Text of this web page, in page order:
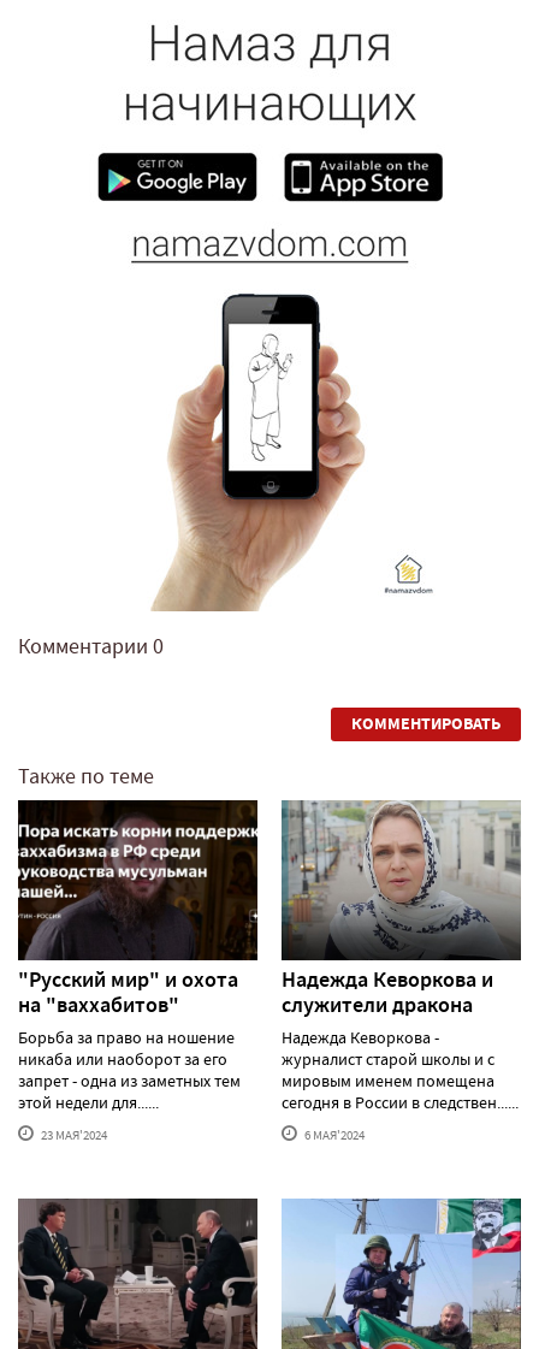
Комментарии 0
КОММЕНТИРОВАТЬ
Также по теме
"Русский мир" и охота
на "ваххабитов"
Борьба за право на ношение
никаба или наоборот за его
запрет - одна из заметных тем
этой недели для......
23 МАЯ'2024
Надежда Кеворкова и
служители дракона
Надежда Кеворкова -
журналист старой школы и с
мировым именем помещена
сегодня в России в следствен......
6 МАЯ'2024